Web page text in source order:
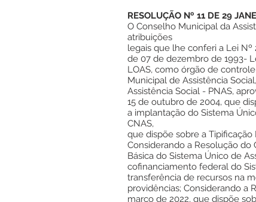
RESOLUÇÃO Nº 11 DE 29
O Conselho Municipal da
atribuições
legais que lhe conferi a Lei Nº
de 07 de dezembro de 1993-
LOAS, como órgão de
Municipal de Assistência
Assistência Social - PNAS,
15 de outubro de 2004, que
a implantação do Sistema
CNAS,
que dispõe sobre a Tipificação
Considerando a Resolução do
Básica do Sistema Único de
cofinanciamento federal do
transferência de recursos na
providências; Considerando a
março de 2022, que dispõe